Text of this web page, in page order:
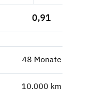
0,91
48 Monate
10.000 km